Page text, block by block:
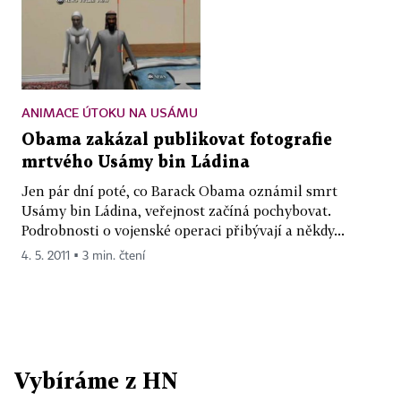
ANIMACE ÚTOKU NA USÁMU
Obama zakázal publikovat fotografie
mrtvého Usámy bin Ládina
Jen pár dní poté, co Barack Obama oznámil smrt
Usámy bin Ládina, veřejnost začíná pochybovat.
Podrobnosti o vojenské operaci přibývají a někdy...
4. 5. 2011 ▪ 3 min. čtení
Vybíráme z HN